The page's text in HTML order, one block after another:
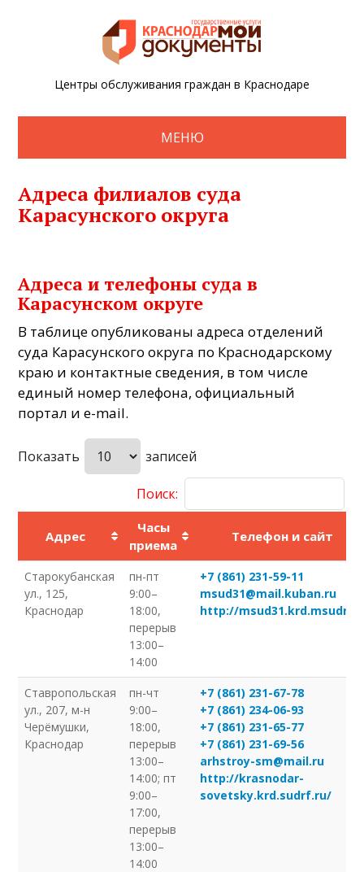
Центры обслуживания граждан в Краснодаре
МЕНЮ
Адреса филиалов суда
Карасунского округа
Адреса и телефоны суда в
Карасунском округе
В таблице опубликованы адреса отделений
суда Карасунского округа по Краснодарскому
краю и контактные сведения, в том числе
единый номер телефона, официальный
портал и e-mail.
Показать записей
Поиск:
Адрес
Часы
приема
Телефон и сайт
Старокубанская
ул., 125,
Краснодар
пн-пт
9:00–
18:00,
перерыв
13:00–
14:00
+7 (861) 231-59-11
msud31@mail.kuban.ru
http://
Ставропольская
ул., 207, м-н
Черёмушки,
Краснодар
пн-чт
9:00–
18:00,
перерыв
13:00–
14:00; пт
9:00–
17:00,
перерыв
13:00–
14:00
+7 (861) 231-67-78
+7 (861) 234-06-93
+7 (861) 231-65-77
+7 (861) 231-69-56
arhstroy-sm@mail.ru
http://krasnodar-
sovetsky.krd.sudrf.ru/